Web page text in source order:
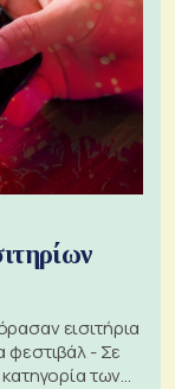
εισιτήρια
φεστιβάλ - Σε
των